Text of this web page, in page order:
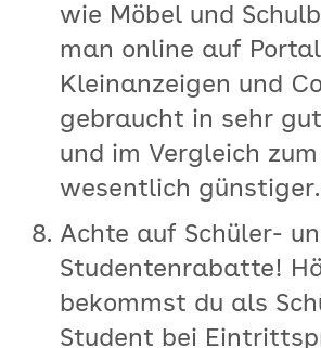
wie Möbel und
man online auf
Kleinanzeigen und
gebraucht in sehr
und im Vergleich
wesentlich günstiger.
Achte auf Schüler-
Studentenrabatte!
bekommst du als
Student bei